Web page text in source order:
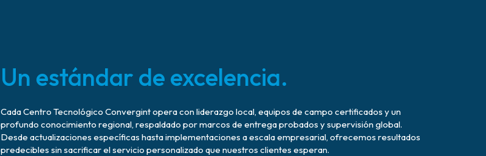
Un estándar de excelencia.
Cada Centro Tecnológico Convergint opera con liderazgo local, equipos de campo certificados y un
profundo conocimiento regional, respaldado por marcos de entrega probados y supervisión global.
Desde actualizaciones específicas hasta implementaciones a escala empresarial, ofrecemos resultados
predecibles sin sacrificar el servicio personalizado que nuestros clientes esperan.